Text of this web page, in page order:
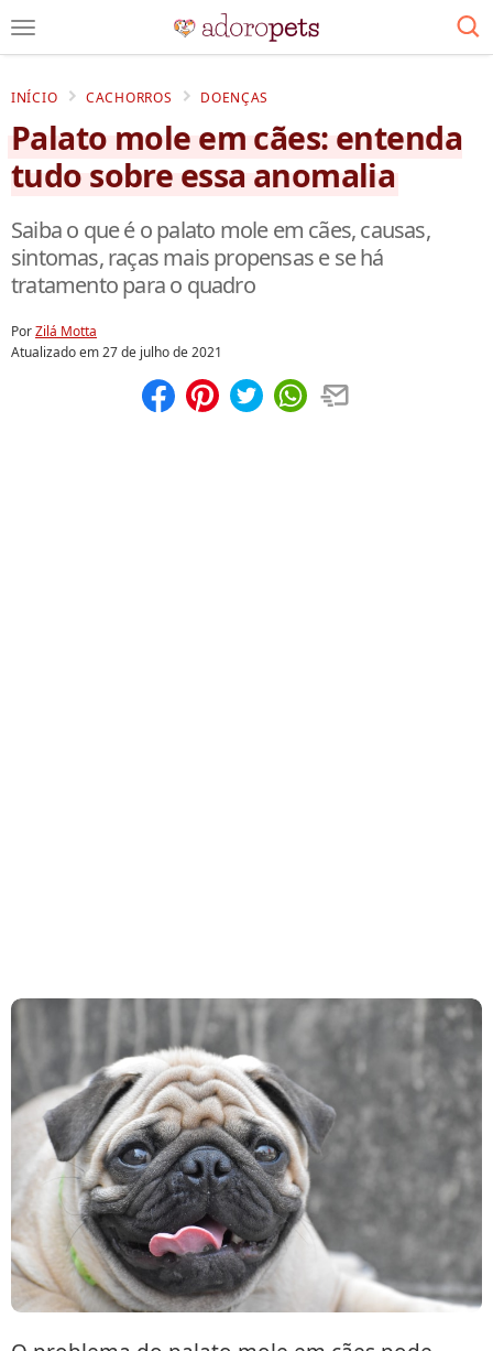
INÍCIO CACHORROS DOENÇAS
Palato mole em cães: entenda
tudo sobre essa anomalia
Saiba o que é o palato mole em cães, causas,
sintomas, raças mais propensas e se há
tratamento para o quadro
PorZilá Motta
Atualizado em27 de julho de 2021